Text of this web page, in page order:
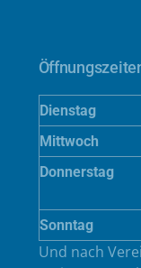
Dienstag
Mittwoch
Donnerstag
Sonntag
Und nach